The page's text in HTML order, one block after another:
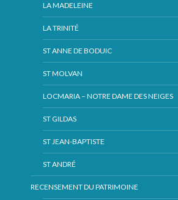
LA MADELEINE
LA TRINITÉ
ST ANNE DE BODUIC
ST MOLVAN
LOCMARIA – NOTRE DAME DES NEIGES
ST GILDAS
ST JEAN-BAPTISTE
ST ANDRÉ
RECENSEMENT DU PATRIMOINE